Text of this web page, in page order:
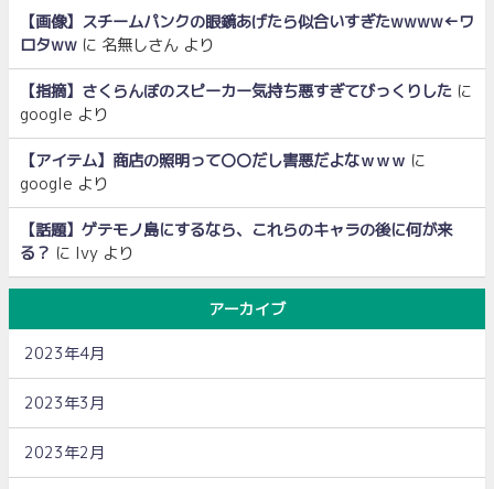
【画像】スチームパンクの眼鏡あげたら似合いすぎたwwww←ワ
ロタww に 名無しさん より
【指摘】さくらんぼのスピーカー気持ち悪すぎてびっくりした に
google より
【アイテム】商店の照明って〇〇だし害悪だよなｗｗｗ に
google より
【話題】ゲテモノ島にするなら、これらのキャラの後に何が来
る？ に Ivy より
アーカイブ
2023年4月
2023年3月
2023年2月